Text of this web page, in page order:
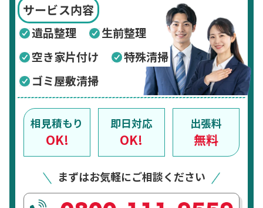
サービス内容
遺品整理
生前整理
空き家片付け
特殊清掃
ゴミ屋敷清掃
相見積もり
OK!
即日対応
OK!
出張料
無料
まずはお気軽にご相談ください